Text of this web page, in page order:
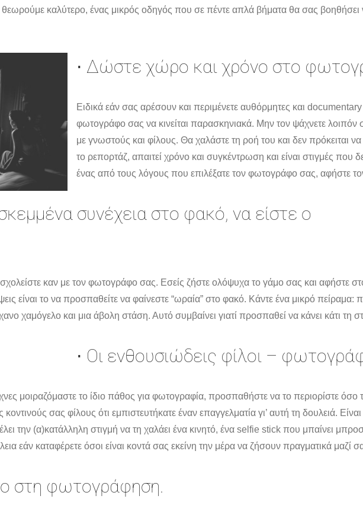
θεωρούμε καλύτερο, ένας μικρός οδηγός που σε πέντε απλά βήματα θα σας βοηθήσει
⋅ Δώστε χώρο και χρόνο στο
Ειδικά εάν σας αρέσουν και περιμένετε αυθόρμητες και
φωτογράφο σας να κινείται παρασκηνιακά. Μην τον ψάχνετε λοιπόν
με γνωστούς και φίλους. Θα χαλάστε τη ροή του και δεν πρόκειται
το ρεπορτάζ, απαιτεί χρόνο και συγκέντρωση και είναι στιγμές που
ένας από τους λόγους που επιλέξατε τον φωτογράφο σας, αφήστε
συνέχεια στο φακό, να είστε ο
καν με τον φωτογράφο σας. Εσείς ζήστε ολόψυχα το γάμο σας και
είναι το να προσπαθείτε να φαίνεστε “ωραία” στο φακό. Κάντε ένα μικρό πείραμα:
χαμόγελο και μια άβολη στάση. Αυτό συμβαίνει γιατί προσπαθεί να κάνει κάτι τη
⋅ Οι ενθουσιώδεις φίλοι –
μοιραζόμαστε το ίδιο πάθος για φωτογραφία, προσπαθήστε να το περιορίστε όσο
σας φίλους ότι εμπιστευτήκατε έναν επαγγελματία γι’ αυτή τη δουλειά.
την (α)κατάλληλη στιγμή να τη χαλάει ένα κινητό, ένα selfie stick που μπαίνει
εάν καταφέρετε όσοι είναι κοντά σας εκείνη την μέρα να ζήσουν πραγματικά μαζί
στη φωτογράφηση.